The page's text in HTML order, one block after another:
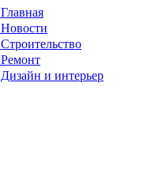
Главная
Новости
Строительство
Ремонт
Дизайн и интерьер